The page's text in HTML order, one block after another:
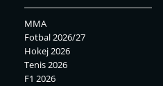
MMA
Fotbal 2026/27
Hokej 2026
Tenis 2026
F1 2026